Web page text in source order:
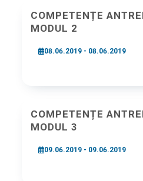
COMPETENȚE
MODUL 2
08.06.2019 - 08.06.2019
COMPETENȚE
MODUL 3
09.06.2019 - 09.06.2019